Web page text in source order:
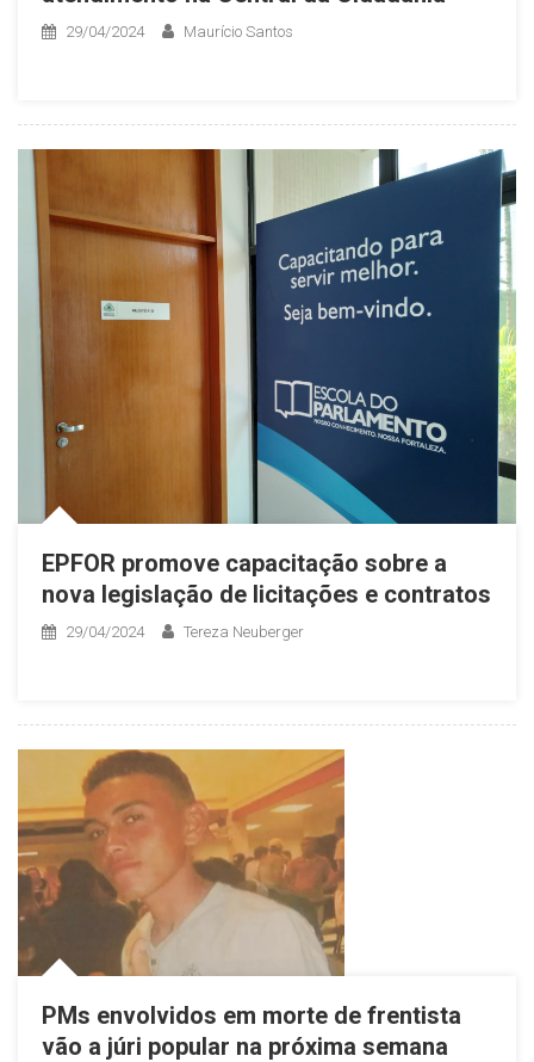
29/04/2024 Maurício Santos
EPFOR promove capacitação sobre a
nova legislação de licitações e contratos
29/04/2024 Tereza Neuberger
PMs envolvidos em morte de frentista
vão a júri popular na próxima semana